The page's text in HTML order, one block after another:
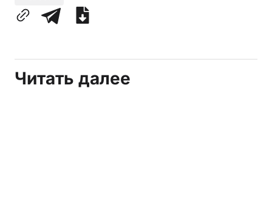
Читать далее